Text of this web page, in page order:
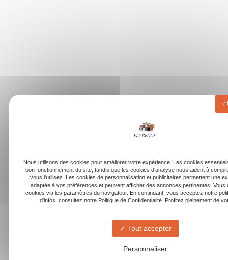
Nous utilisons des cookies pour améliorer votre expérience. Les cookies
bon fonctionnement du site, tandis que les cookies d'analyse nous aident à
vous l'utilisez. Les cookies de personnalisation et publicitaires permettent une
adaptée à vos préférences et peuvent afficher des annonces pertinentes. Vous
cookies via les paramètres du navigateur. En continuant, vous acceptez notre
d'infos, consultez notre Politique de Confidentialité. Profitez pleinement de
Tout accepter
Personnaliser